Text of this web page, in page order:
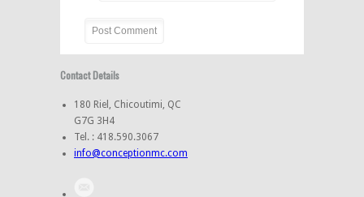
Contact Details
180 Riel, Chicoutimi, QC
G7G 3H4
Tel. : 418.590.3067
info@conceptionmc.com